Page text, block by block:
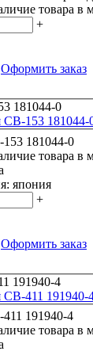
товара в
+
Оформить заказ
СВ-153 181044-
товара в
япония
+
Оформить заказ
СВ-411 191940-
товара в